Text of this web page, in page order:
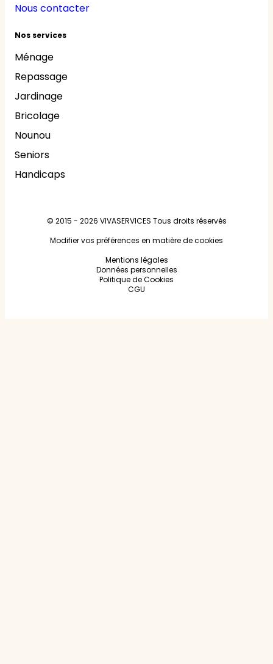
Nous contacter
Nos services
Ménage
Repassage
Jardinage
Bricolage
Nounou
Seniors
Handicaps
© 2015 - 2026 VIVASERVICES Tous droits réservés
Modifier vos préférences en matière de cookies
Mentions légales
Données personnelles
Politique de Cookies
CGU